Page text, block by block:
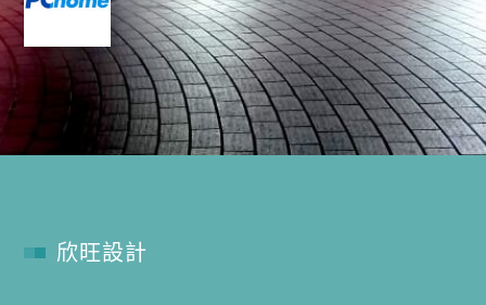
欣旺設計